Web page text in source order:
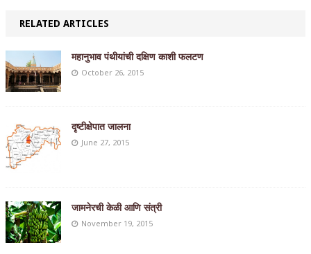
RELATED ARTICLES
महानुभाव पंथीयांची दक्षिण काशी फलटण
October 26, 2015
दृष्टीक्षेपात जालना
June 27, 2015
जामनेरची केळी आणि संत्री
November 19, 2015